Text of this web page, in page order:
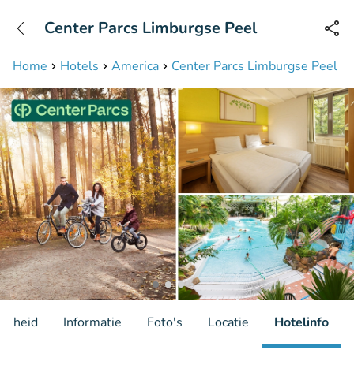
Bereikbaar tot 23:00 uur
Home Hotels America Center Parcs Limburgse Peel
Center Parcs Limburgse Peel
Informatie Foto's Locatie Hotelinfo